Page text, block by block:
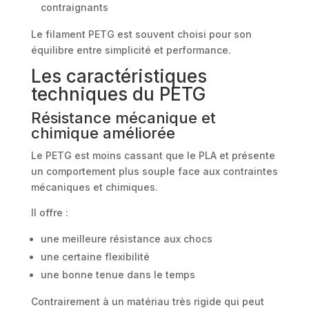
contraignants
Le filament PETG est souvent choisi pour son
équilibre entre simplicité et performance.
Les caractéristiques
techniques du PETG
Résistance mécanique et
chimique améliorée
Le PETG est moins cassant que le PLA et présente
un comportement plus souple face aux contraintes
mécaniques et chimiques.
Il offre :
une meilleure résistance aux chocs
une certaine flexibilité
une bonne tenue dans le temps
Contrairement à un matériau très rigide qui peut